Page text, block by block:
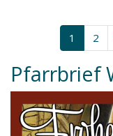
1 2
Pfarrbrief